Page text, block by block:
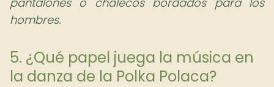
hombres.
5. ¿Qué papel juega la música en
la danza de la Polka Polaca?